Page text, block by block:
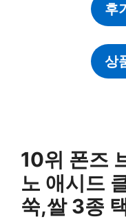
후
상
10위 폰즈
노 애시드
쑥,쌀 3종